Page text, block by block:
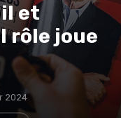
et
rôle joue
2024